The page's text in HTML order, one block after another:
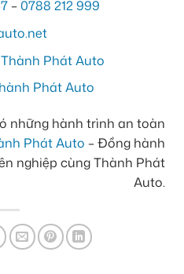
–0788 212 999
Phát Auto
Phát Auto
những hành trình an toàn
Phát Auto – Đồng hành
nghiệp cùng Thành Phát
Auto.